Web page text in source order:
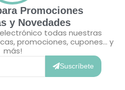
Promociones
y Novedades
todas nuestras
promociones, cupones... y
más!
Suscríbete